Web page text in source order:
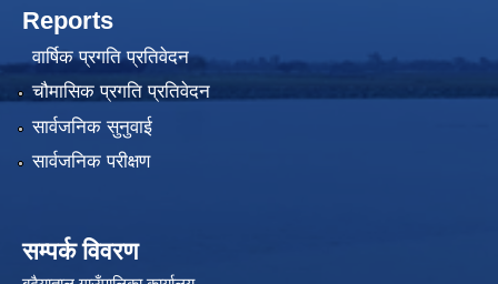
Reports
वार्षिक प्रगति प्रतिवेदन
चौमासिक प्रगति प्रतिवेदन
सार्वजनिक सुनुवाई
सार्वजनिक परीक्षण
सम्पर्क विवरण